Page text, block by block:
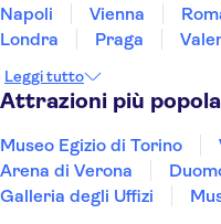
Napoli
Vienna
Londra
Praga
Palermo
Leggi tutto
Attrazioni più
Museo Egizio di Torino
Arena di Verona
Galleria degli Uffizi